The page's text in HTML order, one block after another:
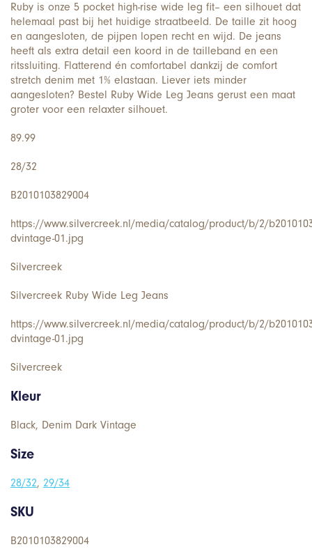
Ruby is onze 5 pocket high-rise wide leg fit– een silhouet dat
helemaal past bij het huidige straatbeeld. De taille zit hoog
en aangesloten, de pijpen lopen recht en wijd. De jeans
heeft als extra detail een koord in de tailleband en een
ritssluiting. Flatterend én comfortabel dankzij de comfort
stretch denim met 1% elastaan. Liever iets minder
aangesloten? Bestel Ruby Wide Leg Jeans gerust een maat
groter voor een relaxter silhouet.
89.99
28/32
B2010103829004
https://www.silvercreek.nl/media/catalog/product/b/2/
dvintage-01.jpg
Silvercreek
Silvercreek Ruby Wide Leg Jeans
https://www.silvercreek.nl/media/catalog/product/b/2/
dvintage-01.jpg
Silvercreek
Kleur
Black, Denim Dark Vintage
Size
28/32, 29/34
SKU
B2010103829004